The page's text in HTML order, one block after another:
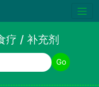
疗 / 补充剂
Go